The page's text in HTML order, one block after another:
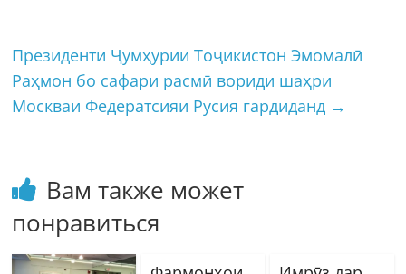
Президенти Ҷумҳурии Тоҷикистон Эмомалӣ
Раҳмон бо сафари расмӣ вориди шаҳри
Москваи Федератсияи Русия гардиданд →
Вам также может
понравиться